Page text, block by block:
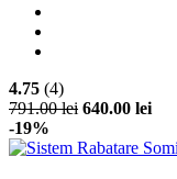
4.75 (4)
791.00 lei 640.00 lei
-19%